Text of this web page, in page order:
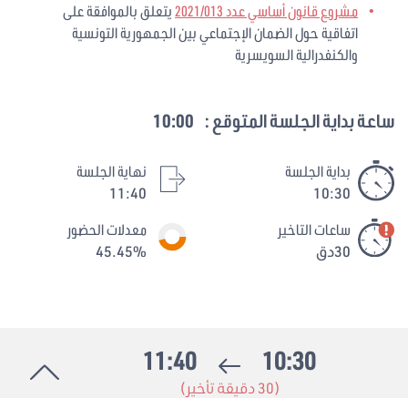
مشروع قانون أساسي عدد 2021/013
يتعلق بالموافقة على
اتفاقية حول الضمان الإجتماعي بين الجمهورية التونسية
والكنفدرالية السويسرية
ساعة بداية الجلسة المتوقع : 10:00
بداية الجلسة
10:30
نهاية الجلسة
11:40
ساعات التاخير
30دق
معدلات الحضور
45.45%
10:30
11:40
(30 دقيقة تأخير)